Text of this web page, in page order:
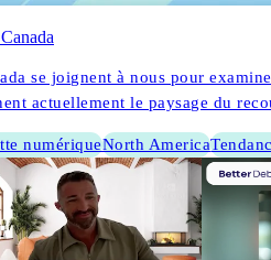
se joignent à nous pour
actuellement le paysage du
numériqueNorth America